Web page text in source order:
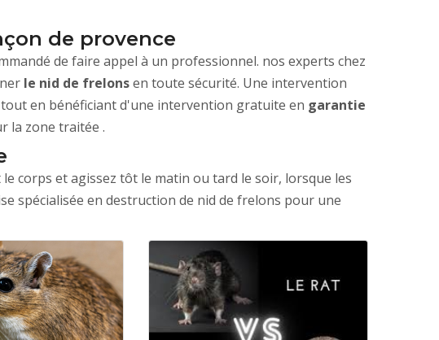
de provence
de faire appel à un professionnel. nos experts chez
le nid de frelonsen toute sécurité. Une intervention
en bénéficiant d'une intervention gratuite en garantie
la zone traitée .
corps et agissez tôt le matin ou tard le soir, lorsque les
spécialisée en destruction de nid de frelons pour une